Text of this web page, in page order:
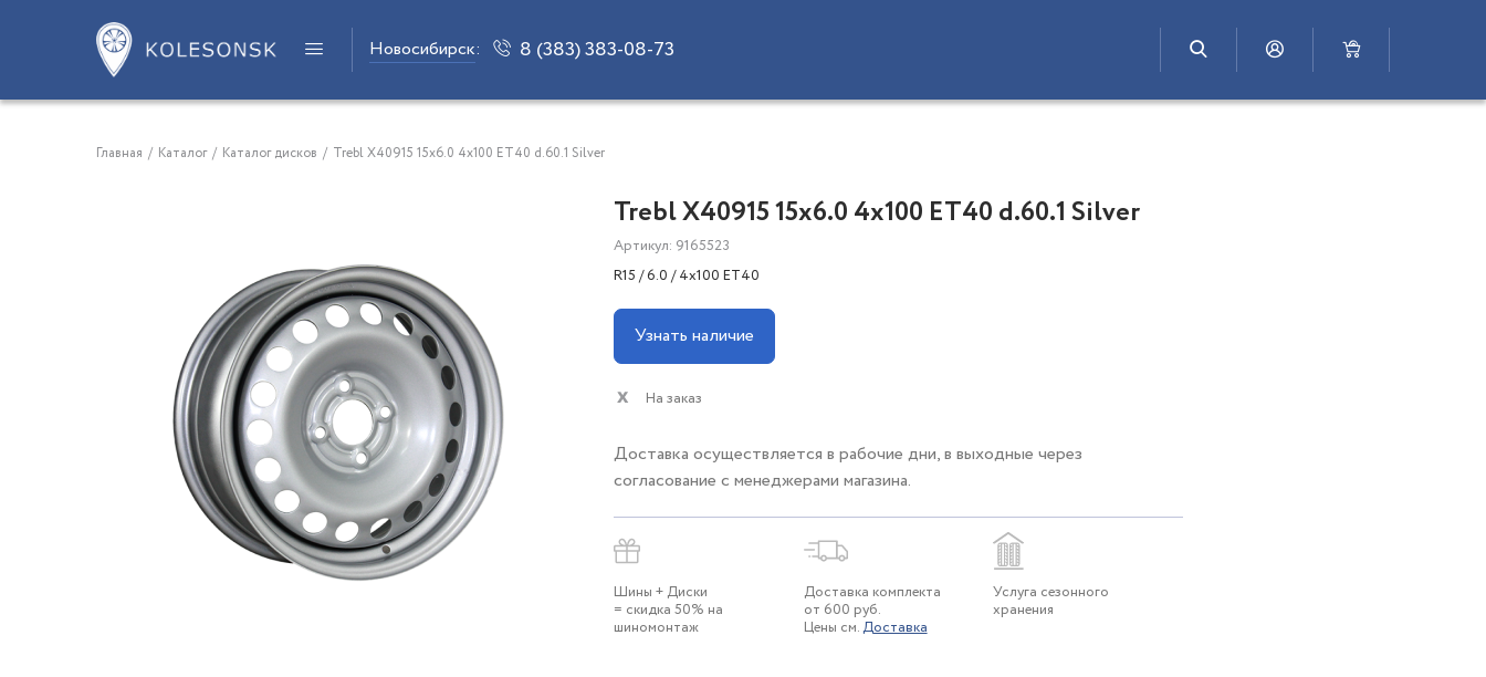
Новосибирск: 8 (383) 383-08-73
Главная / Каталог / Каталог дисков / Trebl X40915 15x6.0 4x100 ET40 d.60.1 Silver
Trebl X40915 15x6.0 4x100 ET40 d.60.1 Silver
Артикул: 9165523
R15 / 6.0 / 4x100 ET40
Узнать наличие
На заказ
Доставка осуществляется в рабочие дни, в выходные через
согласование с менеджерами магазина.
Шины + Диски
= скидка 50% на
шиномонтаж
Доставка комплекта
от 600 руб.
Цены см.Доставка
Услуга сезонного
хранения